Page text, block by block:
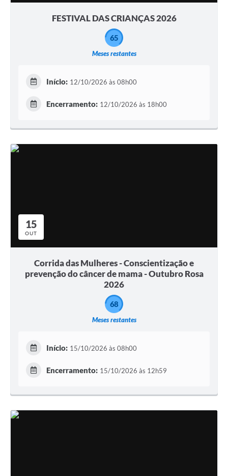
FESTIVAL DAS CRIANÇAS 2026
Meses restantes
65
Início: 12/10/2026 às 08h00
Encerramento: 12/10/2026 às 18h00
15
OUT
Corrida das Mulheres - Conscientização e
prevenção do câncer de mama - Outubro Rosa
2026
Meses restantes
68
Início: 15/10/2026 às 08h00
Encerramento: 15/10/2026 às 12h59